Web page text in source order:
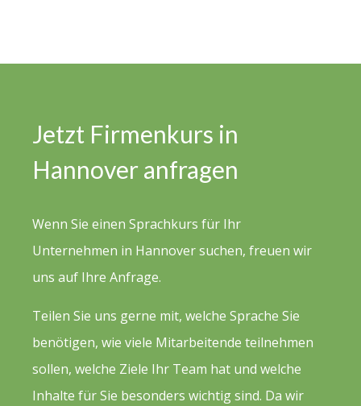
Jetzt Firmenkurs in
Hannover anfragen
Wenn Sie einen Sprachkurs für Ihr
Unternehmen in Hannover suchen, freuen wir
uns auf Ihre Anfrage.
Teilen Sie uns gerne mit, welche Sprache Sie
benötigen, wie viele Mitarbeitende teilnehmen
sollen, welche Ziele Ihr Team hat und welche
Inhalte für Sie besonders wichtig sind. Da wir